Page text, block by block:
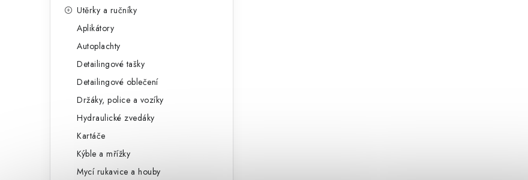
Utěrky a ručníky
Aplikátory
Autoplachty
Detailingové tašky
Detailingové oblečení
Držáky, police a vozíky
Hydraulické zvedáky
Kartáče
Kýble a mřížky
Mycí rukavice a houby